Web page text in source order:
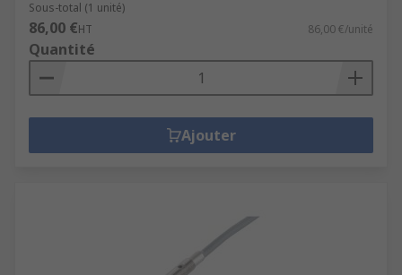
Sous-total (1 unité)
86,00 €HT 86,00 €/unité
Quantité
Ajouter